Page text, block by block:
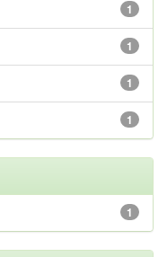
1
1
1
1
1